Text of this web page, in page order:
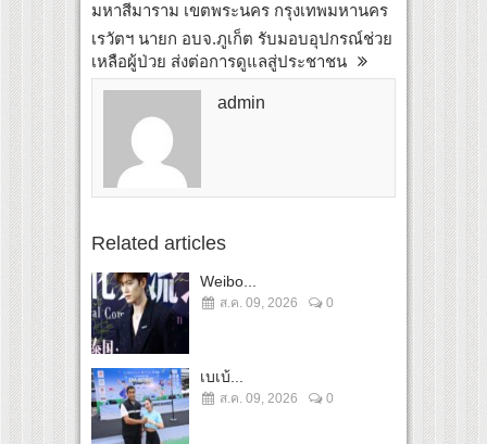
มหาสีมาราม เขตพระนคร กรุงเทพมหานคร
เรวัตฯ นายก อบจ.ภูเก็ต รับมอบอุปกรณ์ช่วย
เหลือผู้ป่วย ส่งต่อการดูแลสู่ประชาชน
admin
Related articles
Weibo...
ส.ค. 09, 2026 0
เบเบ้...
ส.ค. 09, 2026 0